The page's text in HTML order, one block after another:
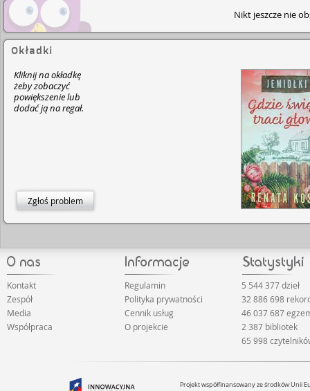
Nikt jeszcze nie
Okładki
Kliknij na okładkę
żeby zobaczyć
powiększenie lub
dodać ją na regał.
Zgłoś problem
Kontakt
Zespół
Media
Współpraca
Regulamin
Polityka prywatności
Cennik usług
O projekcie
5 544 377 dzieł
32 886 698
46 037 687
2 387 bibliotek
65 998
Projekt współfinansowany ze środków Unii